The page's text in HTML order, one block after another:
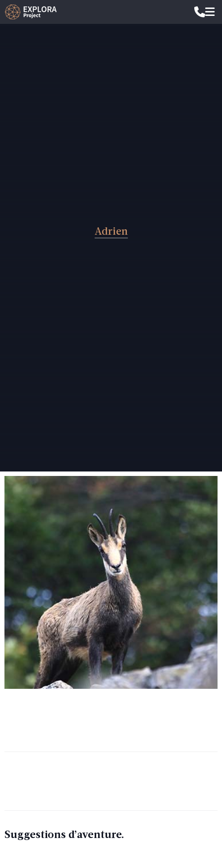
Adrien
Suggestions d’aventure.